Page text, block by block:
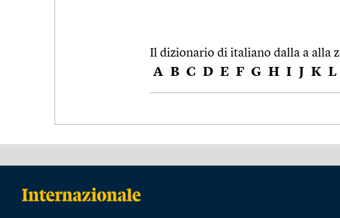
Il dizionario di italiano dalla a alla z
A B C D E F G H I J K L